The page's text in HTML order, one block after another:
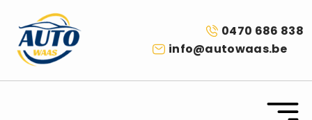
0470 686 838
info@autowaas.be